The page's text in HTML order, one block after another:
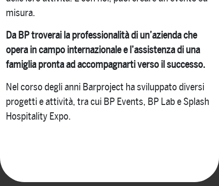
misura.
Da BP troverai la professionalità di un’azienda che
opera in campo internazionale e l’assistenza di una
famiglia pronta ad accompagnarti verso il successo.
Nel corso degli anni Barproject ha sviluppato diversi
progetti e attività, tra cui BP Events, BP Lab e Splash
Hospitality Expo.